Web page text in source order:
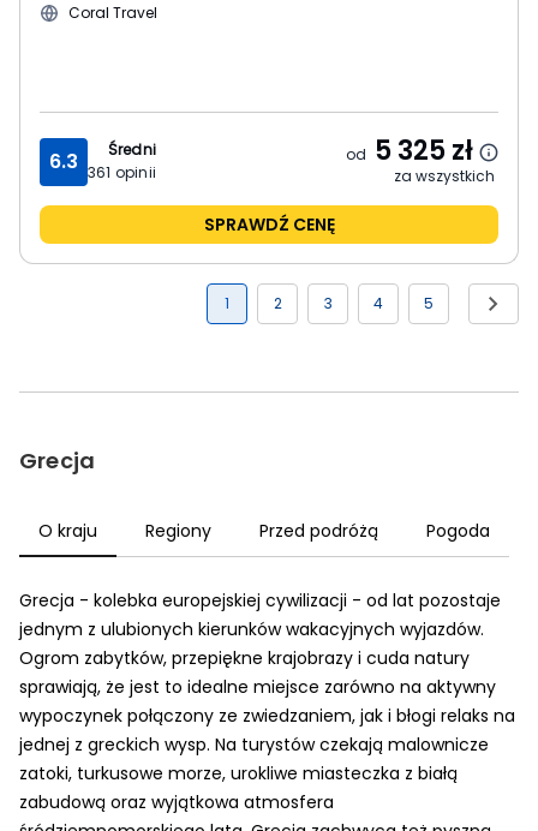
Coral Travel
6.3
Średni
361 opinii
od 5 325zł
za wszystkich
SPRAWDŹ CENĘ
1 2 3 4 5
Grecja
O kraju Regiony Przed podróżą Pogoda
Grecja - kolebka europejskiej cywilizacji - od lat pozostaje
jednym z ulubionych kierunków wakacyjnych wyjazdów.
Ogrom zabytków, przepiękne krajobrazy i cuda natury
sprawiają, że jest to idealne miejsce zarówno na aktywny
wypoczynek połączony ze zwiedzaniem, jak i błogi relaks na
jednej z greckich wysp. Na turystów czekają malownicze
zatoki, turkusowe morze, urokliwe miasteczka z białą
zabudową oraz wyjątkowa atmosfera